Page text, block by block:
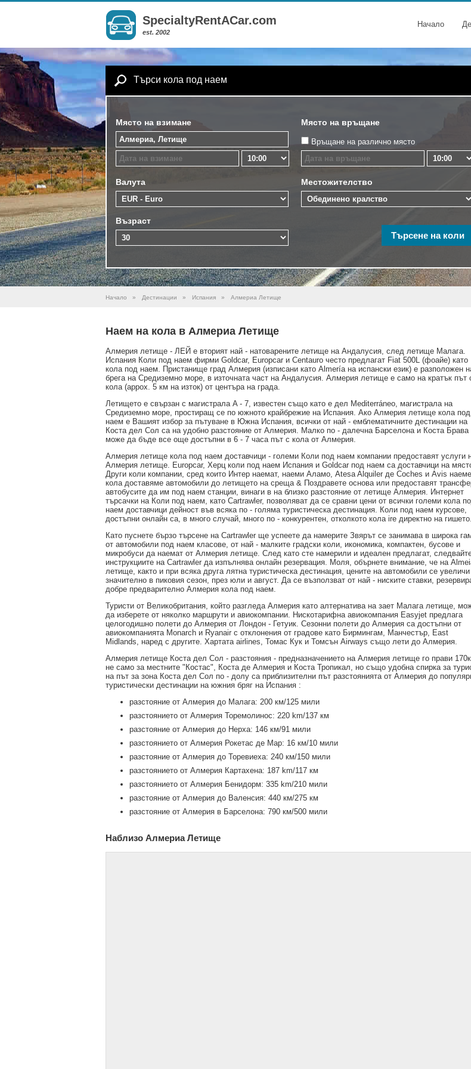
SpecialtyRentACar.com
est. 2002
Начало
Търси кола под наем
Място на взимане Място на връщане
Връщане на различно място
Валута Местожителство
Възраст
Начало » Дестинации » Испания » Алмериа Летище
Наем на кола в Алмериа Летище
Алмерия летище - ЛЕЙ е вторият най - натоварените летище на Андалусия, след летище Малага.
Испания Коли под наем фирми Goldcar, Europcar и Centauro често предлагат Fiat 500L (фоайе) като
кола под наем. Пристанище град Алмерия (изписани като Almería на испански език) е разположен
брега на Средиземно море, в източната част на Андалусия. Алмерия летище е само на кратък път
кола (appox. 5 км на изток) от центъра на града.
Летището е свързан с магистрала A - 7, известен също като е дел Mediterráneo, магистрала на
Средиземно море, простиращ се по южното крайбрежие на Испания. Ако Алмерия летище кола под
наем е Вашият избор за пътуване в Южна Испания, всички от най - емблематичните дестинации на
Коста дел Сол са на удобно разстояние от Алмерия. Малко по - далечна Барселона и Коста Брава
може да бъде все още достъпни в 6 - 7 часа път с кола от Алмерия.
Алмерия летище кола под наем доставчици - големи Коли под наем компании предоставят услуги
Алмерия летище. Europcar, Херц коли под наем Испания и Goldcar под наем са доставчици на
Други коли компании, сред които Интер наемат, наеми Аламо, Atesa Alquiler де Coches и Avis
кола доставяме автомобили до летището на среща & Поздравете основа или предоставят
автобусите да им под наем станции, винаги в на близко разстояние от летище Алмерия. Интернет
търсачки на Коли под наем, като Cartrawler, позволяват да се сравни цени от всички големи кола
наем доставчици дейност във всяка по - голяма туристическа дестинация. Коли под наем курсове,
достъпни онлайн са, в много случай, много по - конкурентен, отколкото кола ire директно на гишето.
Като пуснете бързо търсене на Cartrawler ще успеете да намерите Звярът се занимава в широка
от автомобили под наем класове, от най - малките градски коли, икономика, компактен, бусове и
микробуси да наемат от Алмерия летище. След като сте намерили и идеален предлагат,
инструкциите на Cartrawler да изпълнява онлайн резервация. Моля, обърнете внимание, че на
летище, както и при всяка друга лятна туристическа дестинация, цените на автомобили се увеличи
значително в пиковия сезон, през юли и август. Да се възползват от най - ниските ставки,
добре предварително Алмерия кола под наем.
Туристи от Великобритания, който разгледа Алмерия като алтернатива на зает Малага летище,
да изберете от няколко маршрути и авиокомпании. Нискотарифна авиокомпания Easyjet предлага
целогодишно полети до Алмерия от Лондон - Гетуик. Сезонни полети до Алмерия са достъпни от
авиокомпанията Monarch и Ryanair с отклонения от градове като Бирмингам, Манчестър, East
Midlands, наред с другите. Хартата airlines, Томас Кук и Томсън Airways също лети до Алмерия.
Алмерия летище Коста дел Сол - разстояния - предназначението на Алмерия летище го прави
не само за местните "Костас", Коста де Алмерия и Коста Тропикал, но също удобна спирка за
на път за зона Коста дел Сол по - долу са приблизителни път разстоянията от Алмерия до
туристически дестинации на южния бряг на Испания :
разстояние от Алмерия до Малага: 200 км/125 мили
разстоянието от Алмерия Торемолинос: 220 km/137 км
разстояние от Алмерия до Нерха: 146 км/91 мили
разстоянието от Алмерия Рокетас де Мар: 16 км/10 мили
разстояние от Алмерия до Торевиеха: 240 км/150 мили
разстоянието от Алмерия Картахена: 187 km/117 км
разстоянието от Алмерия Бенидорм: 335 km/210 мили
разстояние от Алмерия до Валенсия: 440 км/275 км
разстояние от Алмерия в Барселона: 790 км/500 мили
Наблизо Алмериа Летище